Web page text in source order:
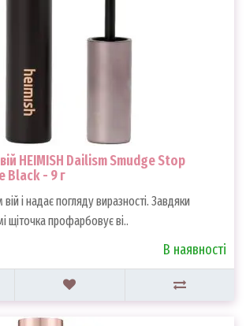
HEIMISH Dailism Smudge Stop
Black - 9 г
і надає погляду виразності. Завдяки
щіточка профарбовує ві..
В наявності